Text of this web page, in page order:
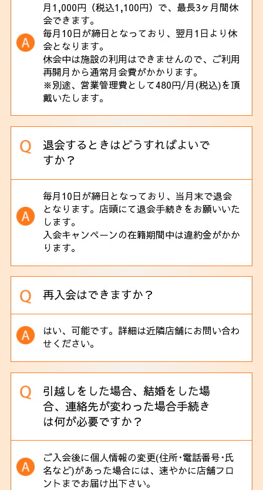
月1,000円（税込1,100円）で、最長3ヶ月間休
会できます。
毎月10日が締日となっており、翌月1日より休
会となります。
休会中は施設の利用はできませんので、ご利用
再開月から通常月会費がかかります。
※別途、営業管理費として480円/月(税込)を頂
戴いたします。
退会するときはどうすればよいで
すか？
毎月10日が締日となっており、当月末で退会
となります。店頭にて退会手続きをお願いいた
します。
入会キャンペーンの在籍期間中は違約金がかか
ります。
再入会はできますか？
はい、可能です。詳細は近隣店舗にお問い合わ
せください。
引越しをした場合、結婚をした場
合、連絡先が変わった場合手続き
は何が必要ですか？
ご入会後に個人情報の変更(住所･電話番号･氏
名など)があった場合には、速やかに店舗フロ
ントまでお届け出下さい。